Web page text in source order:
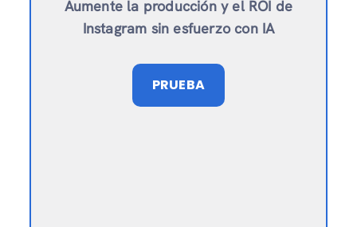
Aumente la producción y el ROI de
Instagram sin esfuerzo con IA
PRUEBA